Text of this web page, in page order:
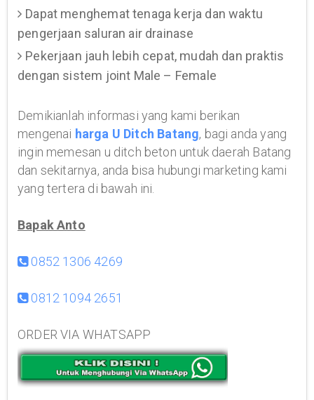
Dapat menghemat tenaga kerja dan waktu
pengerjaan saluran air drainase
Pekerjaan jauh lebih cepat, mudah dan praktis
dengan sistem joint Male – Female
Demikianlah informasi yang kami berikan
mengenai harga U Ditch Batang, bagi anda yang
ingin memesan u ditch beton untuk daerah Batang
dan sekitarnya, anda bisa hubungi marketing kami
yang tertera di bawah ini.
Bapak Anto
0852 1306 4269
0812 1094 2651
ORDER VIA WHATSAPP